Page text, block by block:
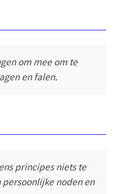
om mee om te
en falen.
principes niets te
noden en